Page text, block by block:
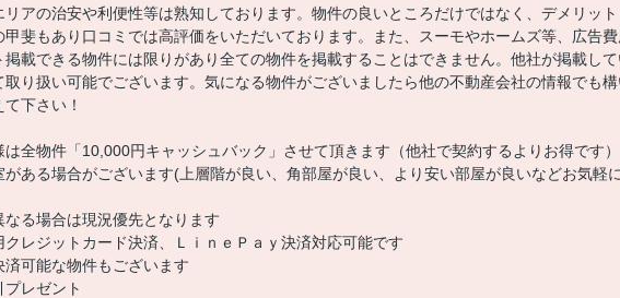
アの治安や利便性等は熟知しております。物件の良いところだけではなく、デメリット
甲斐もあり口コミでは高評価をいただいております。また、スーモやホームズ等、広告費
載できる物件には限りがあり全ての物件を掲載することはできません。他社が掲載し
り扱い可能でございます。気になる物件がございましたら他の不動産会社の情報でも
下さい！
全物件「10,000円キャッシュバック」させて頂きます（他社で契約するよりお得です）
ある場合がございます(上層階が良い、角部屋が良い、より安い部屋が良いなどお気軽に
る場合は現況優先となります
レジットカード決済、ＬｉｎｅＰａｙ決済対応可能です
可能な物件もございます
レゼント